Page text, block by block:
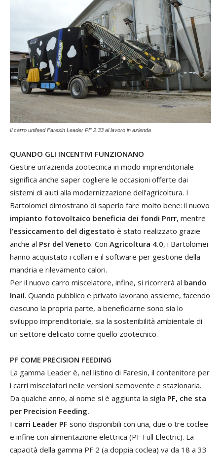
Il carro unifeed Faresin Leader PF 2.33 al lavoro in azienda
QUANDO GLI INCENTIVI FUNZIONANO
Gestire un’azienda zootecnica in modo imprenditoriale
significa anche saper cogliere le occasioni offerte dai
sistemi di aiuti alla modernizzazione dell’agricoltura. I
Bartolomei dimostrano di saperlo fare molto bene: il nuovo
impianto fotovoltaico beneficia dei fondi Pnrr, mentre
l’essiccamento del digestato è stato realizzato grazie
anche al Psr del Veneto. Con Agricoltura 4.0, i Bartolomei
hanno acquistato i collari e il software per gestione della
mandria e rilevamento calori.
Per il nuovo carro miscelatore, infine, si ricorrerà al bando
Inail. Quando pubblico e privato lavorano assieme, facendo
ciascuno la propria parte, a beneficiarne sono sia lo
sviluppo imprenditoriale, sia la sostenibilità ambientale di
un settore delicato come quello zootecnico.
PF COME PRECISION FEEDING
La gamma Leader è, nel listino di Faresin, il contenitore per
i carri miscelatori nelle versioni semovente e stazionaria.
Da qualche anno, al nome si è aggiunta la sigla PF, che sta
per Precision Feeding.
I carri Leader PF sono disponibili con una, due o tre coclee
e infine con alimentazione elettrica (PF Full Electric). La
capacità della gamma PF 2 (a doppia coclea) va da 18 a 33